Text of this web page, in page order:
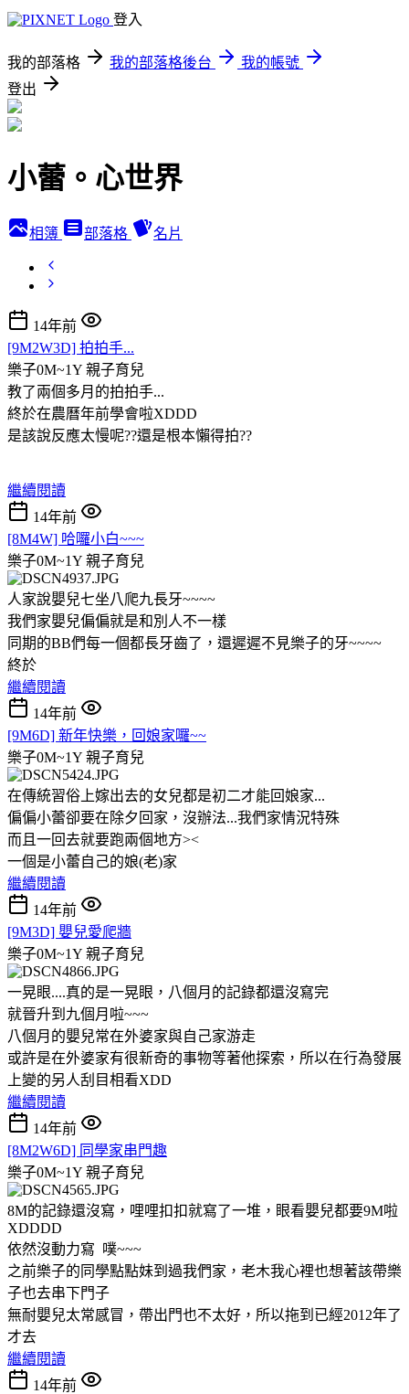
登入
我的部落格 我的部落格後台
我的帳號
登出
小蕾。心世界
相簿 部落格 名片
14年前
[9M2W3D] 拍拍手...
樂子0M~1Y 親子育兒
教了兩個多月的拍拍手...
終於在農曆年前學會啦XDDD
是該說反應太慢呢??還是根本懶得拍??
繼續閱讀
14年前
[8M4W] 哈囉小白~~~
樂子0M~1Y 親子育兒
人家說嬰兒七坐八爬九長牙~~~~
我們家嬰兒偏偏就是和別人不一樣
同期的BB們每一個都長牙齒了，還遲遲不見樂子的牙~~~~
終於
繼續閱讀
14年前
[9M6D] 新年快樂，回娘家囉~~
樂子0M~1Y 親子育兒
在傳統習俗上嫁出去的女兒都是初二才能回娘家...
偏偏小蕾卻要在除夕回家，沒辦法...我們家情況特殊
而且一回去就要跑兩個地方><
一個是小蕾自己的娘(老)家
繼續閱讀
14年前
[9M3D] 嬰兒愛爬牆
樂子0M~1Y 親子育兒
一晃眼....真的是一晃眼，八個月的記錄都還沒寫完
就晉升到九個月啦~~~
八個月的嬰兒常在外婆家與自己家游走
或許是在外婆家有很新奇的事物等著他探索，所以在行為發展
上變的另人刮目相看XDD
繼續閱讀
14年前
[8M2W6D] 同學家串門趣
樂子0M~1Y 親子育兒
8M的記錄還沒寫，哩哩扣扣就寫了一堆，眼看嬰兒都要9M啦
XDDDD
依然沒動力寫 噗~~~
之前樂子的同學點點妹到過我們家，老木我心裡也想著該帶樂
子也去串下門子
無耐嬰兒太常感冒，帶出門也不太好，所以拖到已經2012年了
才去
繼續閱讀
14年前